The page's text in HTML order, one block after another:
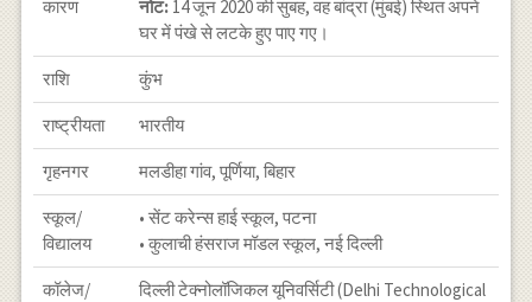
कारण
नोट:14 जून 2020 की सुबह, वह बांद्रा (मुंबई) स्थित अपने
घर में पंखे से लटके हुए पाए गए।
राशि कुंभ
राष्ट्रीयता भारतीय
गृहनगर मलडीहा गांव, पूर्णिया, बिहार
स्कूल/
विद्यालय
• सेंट करेन्स हाई स्कूल, पटना
• कुलाची हंसराज मॉडल स्कूल, नई दिल्ली
कॉलेज/
दिल्ली टेक्नोलॉजिकल यूनिवर्सिटी (Delhi Technological